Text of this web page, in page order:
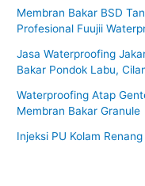
Syafana
Al
Syafana
Islamic
School.
Pelapis
bocor
Membran Bakar BSD
Profesional Fuujii
Jasa Waterproofing
Bakar Pondok Labu,
Waterproofing Atap
Membran Bakar Granule
Injeksi PU Kolam